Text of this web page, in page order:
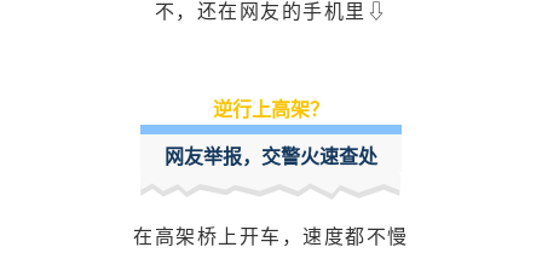
不，还在网友的手机里⇩
逆行上高架？
网友举报，交警火速查处
在高架桥上开车，速度都不慢